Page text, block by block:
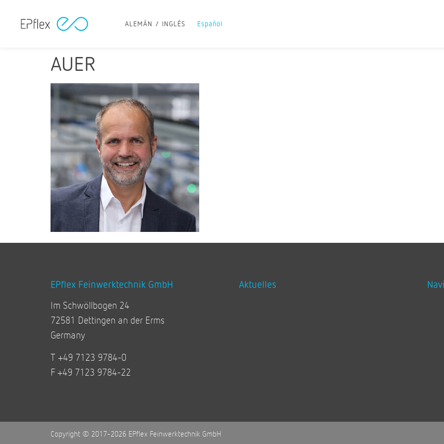
ALEMÁN INGLÉS Español
AUER
EPflex Feinwerktechnik GmbH
Im Schwöllbogen 24
72581 Dettingen an der Erms
Germany
T +49 7123 9784-0
F +49 7123 9784-22
Aktuelles
Copyright © 2017-2026 EPflex Feinwerktechnik GmbH